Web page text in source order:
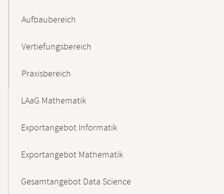
Aufbaubereich
Vertiefungsbereich
Praxisbereich
LAaG Mathematik
Exportangebot Informatik
Exportangebot Mathematik
Gesamtangebot Data Science